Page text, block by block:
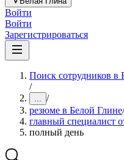
Войти
Войти
Зарегистрироваться
Поиск сотрудников в
/
... /
резюме в Белой Глине/
главный специалист
полный день